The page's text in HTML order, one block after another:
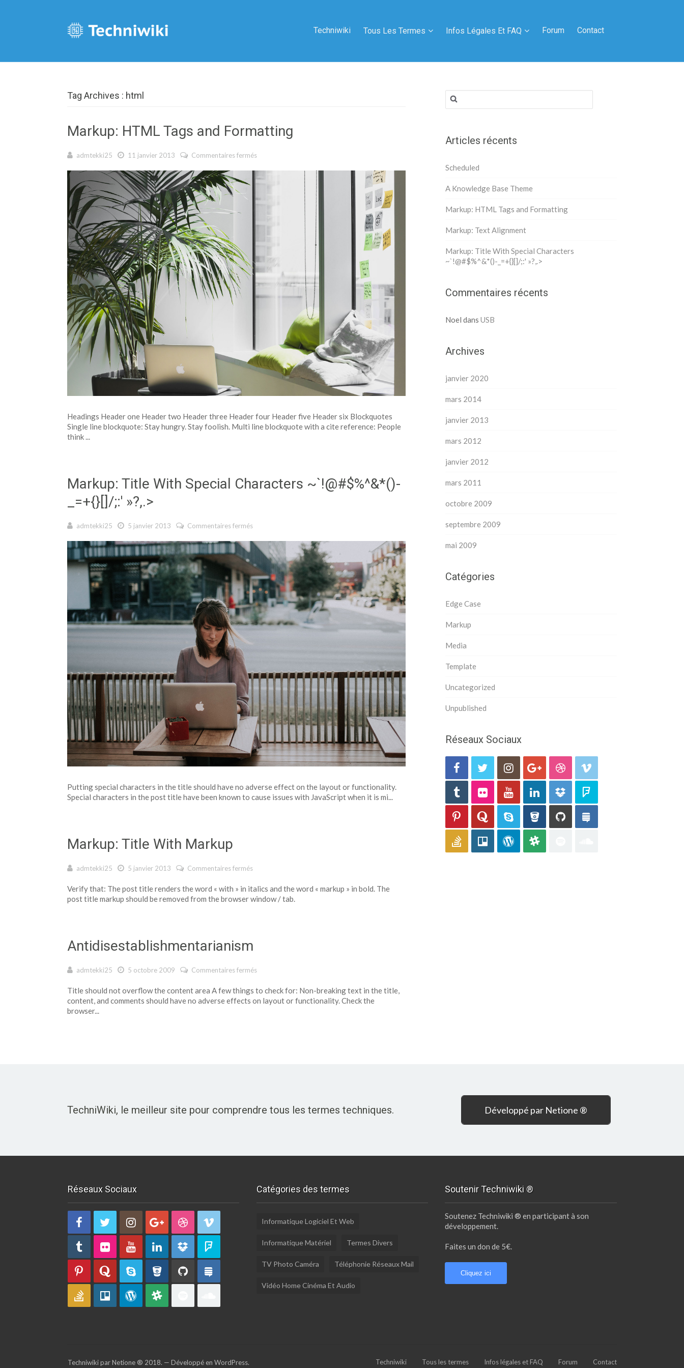
Techniwiki Tous Les Termes Infos Légales Et FAQ Forum Contact
Tag Archives : html
Markup: HTML Tags and Formatting
admtekki25 11 janvier 2013 Commentaires fermés
Headings Header one Header two Header three Header four Header five Header six Blockquotes
Single line blockquote: Stay hungry. Stay foolish. Multi line blockquote with a cite reference: People
think ...
Markup: Title With Special Characters ~`!@#$%^&*()-
_=+{}[]/;:' »?,.>
admtekki25 5 janvier 2013 Commentaires fermés sur Markup: Title With Special Characters ~`!@#$%^&*()-_=+{}[]/;:' »?,.>
Putting special characters in the title should have no adverse effect on the layout or functionality.
Special characters in the post title have been known to cause issues with JavaScript when it is mi...
Markup: Title With Markup
admtekki25 5 janvier 2013 Commentaires fermés
Verify that: The post title renders the word « with » in italics and the word « markup » in bold. The
post title markup should be removed from the browser window / tab.
Antidisestablishmentarianism
admtekki25 5 octobre 2009 Commentaires fermés
Title should not overflow the content area A few things to check for: Non-breaking text in the title,
content, and comments should have no adverse effects on layout or functionality. Check the
browser...
Rechercher :
Articles récents
Scheduled
A Knowledge Base Theme
Markup: HTML Tags and Formatting
Markup: Text Alignment
Markup: Title With Special Characters
~`!@#$%^&*()-_=+{}[]/;:' »?,.>
Commentaires récents
Noel dans USB
Archives
janvier 2020
mars 2014
janvier 2013
mars 2012
janvier 2012
mars 2011
octobre 2009
septembre 2009
mai 2009
Catégories
Edge Case
Markup
Media
Template
Uncategorized
Unpublished
Réseaux Sociaux
TechniWiki, le meilleur site pour comprendre tous les termes techniques. Développé par Netione ®
Réseaux Sociaux Catégories des termes
Informatique Logiciel Et Web
Informatique Matériel Termes Divers
TV Photo Caméra Téléphonie Réseaux Mail
Vidéo Home Cinéma Et Audio
Soutenir Techniwiki ®
Soutenez Techniwiki ® en participant à son
développement.
Faites un don de 5€.
Cliquez ici
Techniwiki par Netione ® 2018. — Développé en WordPress. Techniwiki Tous les termes Infos légales et FAQ Forum Contact